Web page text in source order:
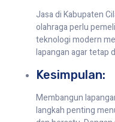
Jasa di Kabupaten
olahraga perlu
teknologi modern
lapangan agar tetap
Kesimpulan:
Membangun
langkah penting